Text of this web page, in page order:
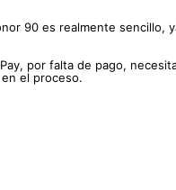
90 es realmente sencillo,
por falta de pago,
el proceso.